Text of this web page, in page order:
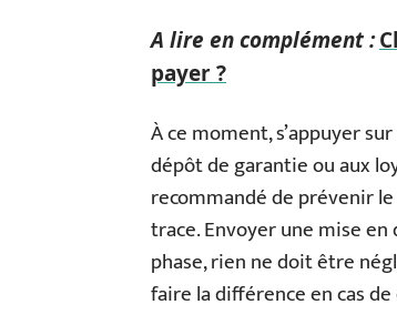
A lire en complément :
payer ?
À ce moment, s’appuyer
dépôt de garantie ou aux
recommandé de prévenir
trace. Envoyer une mise
phase, rien ne doit être
faire la différence en cas